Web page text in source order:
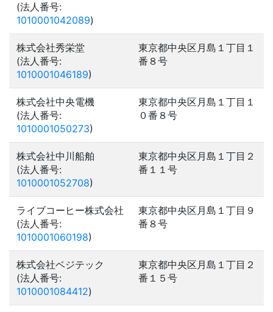
(法人番号:
1010001042089)
株式会社秀栄堂
(法人番号:
1010001046189)
東京都中央区月島１丁目１
番８号
株式会社中央電機
(法人番号:
1010001050273)
東京都中央区月島１丁目１
０番８号
株式会社中川船舶
(法人番号:
1010001052708)
東京都中央区月島１丁目２
番１１号
ライブコーヒー株式会社
(法人番号:
1010001060198)
東京都中央区月島１丁目９
番８号
株式会社ベジテック
(法人番号:
1010001084412)
東京都中央区月島１丁目２
番１５号